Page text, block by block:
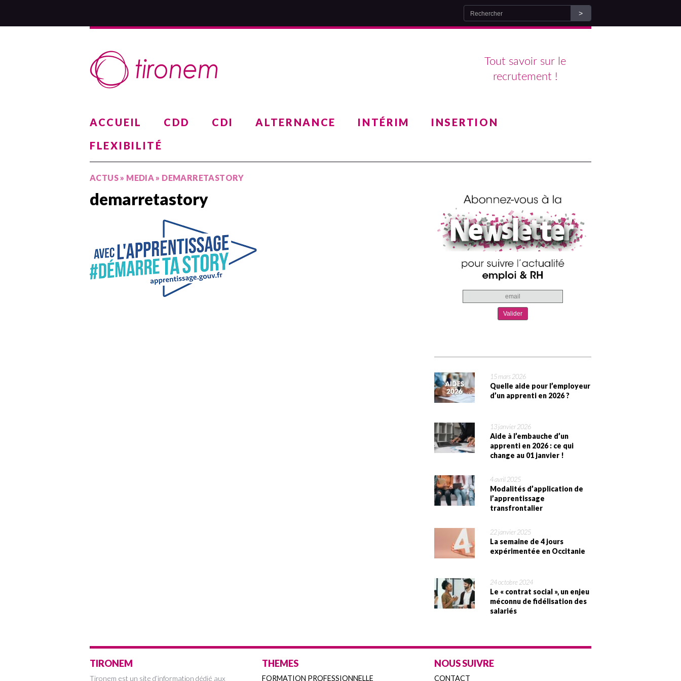
Tout savoir sur le
recrutement !
ACCUEIL CDD CDI ALTERNANCE INTÉRIM
INSERTION
FLEXIBILITÉ
ACTUS» MEDIA» DEMARRETASTORY
demarretastory
15 mars 2026
Quelle aide pour l’employeur
d’un apprenti en 2026 ?
13 janvier 2026
Aide à l’embauche d’un
apprenti en 2026 : ce qui
change au 01 janvier !
4 avril 2025
Modalités d’application de
l’apprentissage
transfrontalier
22 janvier 2025
La semaine de 4 jours
expérimentée en Occitanie
24 octobre 2024
Le « contrat social », un enjeu
méconnu de fidélisation des
salariés
TIRONEM
Tironem est un site d’information dédié aux
THEMES
FORMATION PROFESSIONNELLE
NOUS SUIVRE
CONTACT